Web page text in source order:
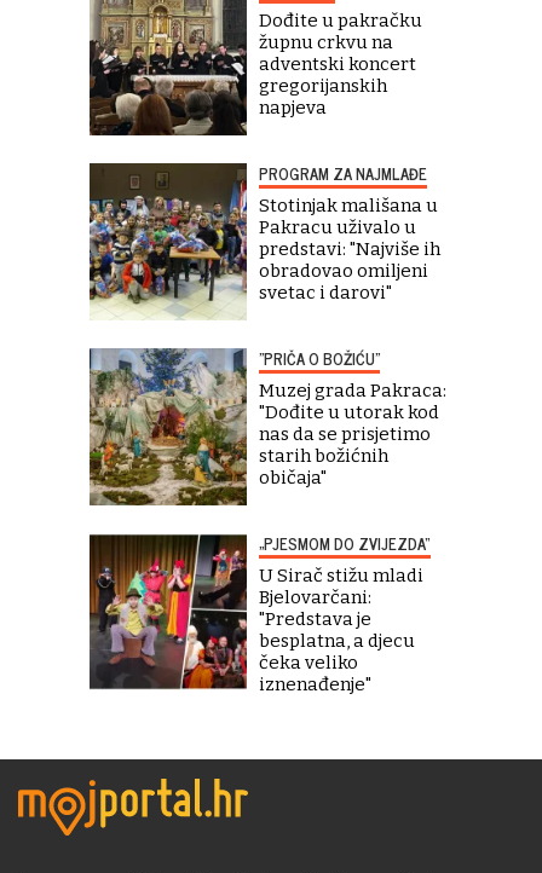
Dođite u pakračku
župnu crkvu na
adventski koncert
gregorijanskih
napjeva
PROGRAM ZA NAJMLAĐE
Stotinjak mališana u
Pakracu uživalo u
predstavi: "Najviše ih
obradovao omiljeni
svetac i darovi"
"PRIČA O BOŽIĆU"
Muzej grada Pakraca:
"Dođite u utorak kod
nas da se prisjetimo
starih božićnih
običaja"
„PJESMOM DO ZVIJEZDA“
U Sirač stižu mladi
Bjelovarčani:
"Predstava je
besplatna, a djecu
čeka veliko
iznenađenje"